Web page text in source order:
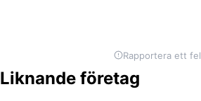
Rapportera ett fel
Liknande företag